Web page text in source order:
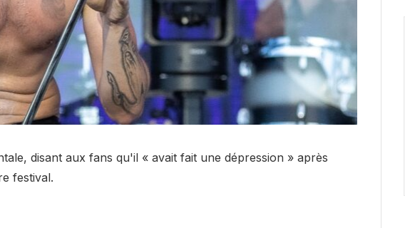
disant aux fans qu'il « avait fait une dépression » après
festival.